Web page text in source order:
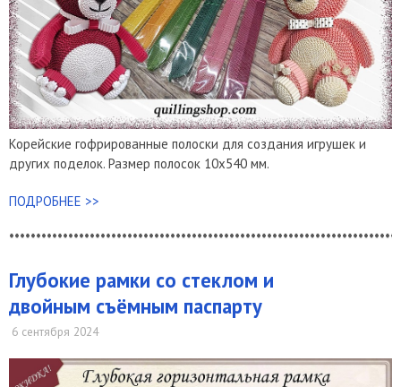
Корейские гофрированные полоски для создания игрушек и
других поделок. Размер полосок 10х540 мм.
ПОДРОБНЕЕ >>
Глубокие рамки со стеклом и
двойным съёмным паспарту
6 сентября 2024